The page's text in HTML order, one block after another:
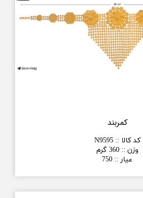
کمربند
کد کالا ::
N9595
وزن :: 360 گرم
عیار ::
750